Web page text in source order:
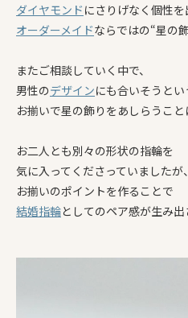
ダイヤモンド にさりげなく個性を
オーダーメイドならではの“星の
またご相談していく中で、
男性のデザインにも合いそうと
お揃いで星の飾りをあしらうこと
お二人とも別々の形状の指輪を
気に入ってくださっていましたが、
お揃いのポイントを作ることで
結婚指輪としてのペア感が生み出